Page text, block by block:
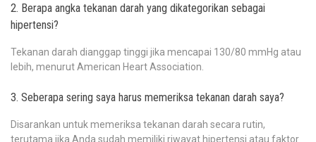
2. Berapa angka tekanan darah yang dikategorikan sebagai
hipertensi?
Tekanan darah dianggap tinggi jika mencapai 130/80 mmHg atau
lebih, menurut American Heart Association.
3. Seberapa sering saya harus memeriksa tekanan darah saya?
Disarankan untuk memeriksa tekanan darah secara rutin,
terutama jika Anda sudah memiliki riwayat hipertensi atau faktor